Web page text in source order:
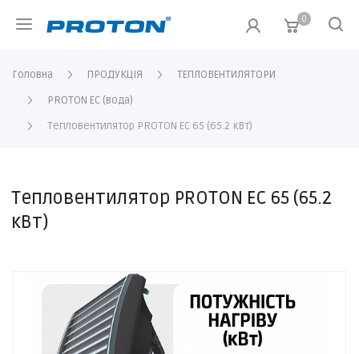
0
Головна ПРОДУКЦІЯ
ТЕПЛОВЕНТИЛЯТОРИ
PROTON EC (вода)
Тепловентилятор PROTON EC 65 (65.2 кВт)
Тепловентилятор PROTON EC 65 (65.2
кВт)